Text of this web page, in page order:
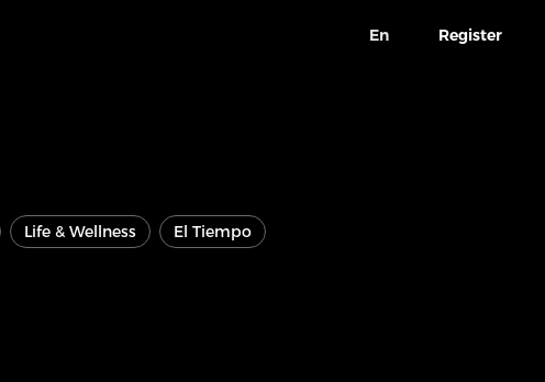
En Register
Life & Wellness El Tiempo